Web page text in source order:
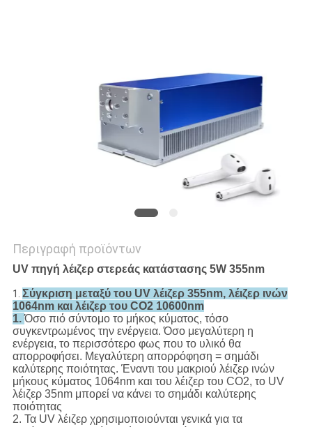
Περιγραφή προϊόντων
UV πηγή λέιζερ στερεάς κατάστασης 5W 355nm
1. Σύγκριση μεταξύ του UV λέιζερ 355nm, λέιζερ ινών
1064nm και λέιζερ του CO2 10600nm
1.Όσο πιό σύντομο το μήκος κύματος, τόσο
συγκεντρωμένος την ενέργεια. Όσο μεγαλύτερη η
ενέργεια, το περισσότερο φως που το υλικό θα
απορροφήσει. Μεγαλύτερη απορρόφηση = σημάδι
καλύτερης ποιότητας. Έναντι του μακριού λέιζερ ινών
μήκους κύματος 1064nm και του λέιζερ του CO2, το UV
λέιζερ 35nm μπορεί να κάνει το σημάδι καλύτερης
ποιότητας
2. Τα UV λέιζερ χρησιμοποιούνται γενικά για τα